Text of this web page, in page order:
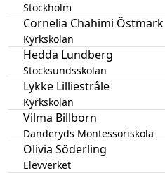
Stockholm
Cornelia Chahimi Östmark
Kyrkskolan
Hedda Lundberg
Stocksundsskolan
Lykke Lilliestråle
Kyrkskolan
Vilma Billborn
Danderyds Montessoriskola
Olivia Söderling
Elevverket